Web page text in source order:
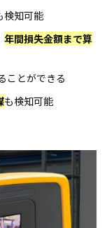
検知可能
年間損失金額まで算
ことができる
も検知可能